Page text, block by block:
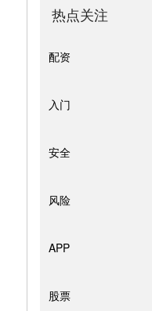
热点关注
配资
入门
安全
风险
APP
股票